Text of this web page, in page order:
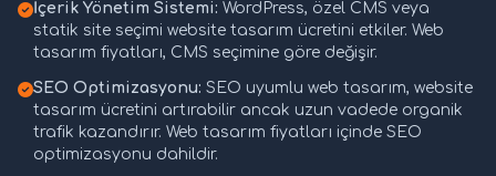
İçerik Yönetim Sistemi: WordPress, özel CMS veya
statik site seçimi website tasarım ücretini etkiler. Web
tasarım fiyatları, CMS seçimine göre değişir.
SEO Optimizasyonu: SEO uyumlu web tasarım, website
tasarım ücretini artırabilir ancak uzun vadede organik
trafik kazandırır. Web tasarım fiyatları içinde SEO
optimizasyonu dahildir.